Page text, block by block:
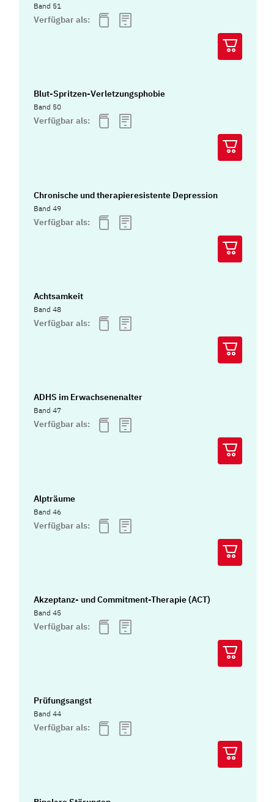
Band 51
Verfügbar als:
Blut-Spritzen-Verletzungsphobie
Band 50
Verfügbar als:
Chronische und therapieresistente Depression
Band 49
Verfügbar als:
Achtsamkeit
Band 48
Verfügbar als:
ADHS im Erwachsenenalter
Band 47
Verfügbar als:
Alpträume
Band 46
Verfügbar als:
Akzeptanz- und Commitment-Therapie (ACT)
Band 45
Verfügbar als:
Prüfungsangst
Band 44
Verfügbar als: